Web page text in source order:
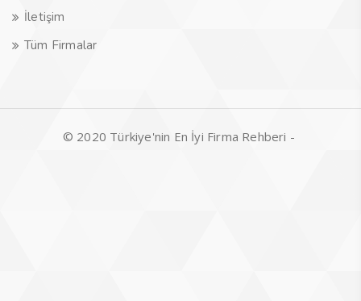
İletişim
Tüm Firmalar
© 2020 Türkiye'nin En İyi Firma Rehberi -